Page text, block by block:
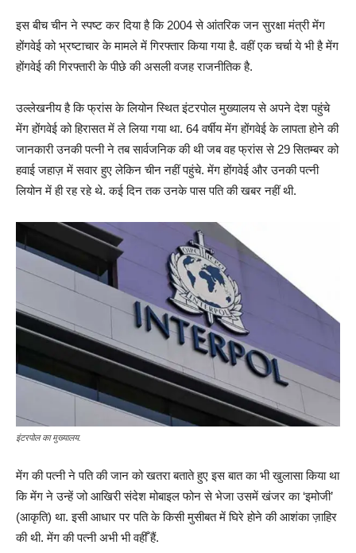
इस बीच चीन ने स्पष्ट कर दिया है कि 2004 से आंतरिक जन सुरक्षा मंत्री मेंग
होंगवेई को भ्रष्टाचार के मामले में गिरफ्तार किया गया है. वहीं एक चर्चा ये भी है मेंग
होंगवेई की गिरफ्तारी के पीछे की असली वजह राजनीतिक है.
उल्लेखनीय है कि फ्रांस के लियोन स्थित इंटरपोल मुख्यालय से अपने देश पहुंचे
मेंग होंगवेई को हिरासत में ले लिया गया था. 64 वर्षीय मेंग होंगवेई के लापता होने की
जानकारी उनकी पत्नी ने तब सार्वजनिक की थी जब वह फ्रांस से 29 सितम्बर को
हवाई जहाज़ में सवार हुए लेकिन चीन नहीं पहुंचे. मेंग होंगवेई और उनकी पत्नी
लियोन में ही रह रहे थे. कई दिन तक उनके पास पति की खबर नहीं थी.
इंटरपोल का मुख्यालय.
मेंग की पत्नी ने पति की जान को खतरा बताते हुए इस बात का भी खुलासा किया था
कि मेंग ने उन्हें जो आखिरी संदेश मोबाइल फोन से भेजा उसमें खंजर का ‘इमोजी’
(आकृति) था. इसी आधार पर पति के किसी मुसीबत में घिरे होने की आशंका ज़ाहिर
की थी. मेंग की पत्नी अभी भी वहीँ हैं.